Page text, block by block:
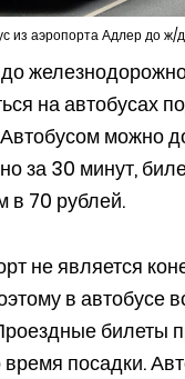
из аэропорта Адлер до ж/
на автобусах
можно
за 30 минут,
в 70 рублей.
не является
в автобусе
билеты
посадки.